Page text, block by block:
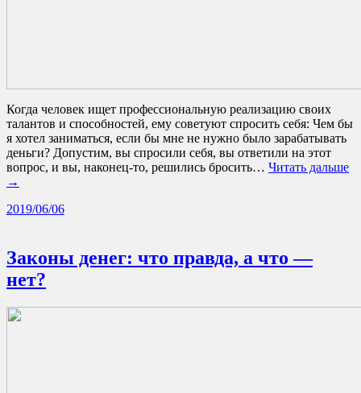
Когда человек ищет профессиональную реализацию своих
талантов и способностей, ему советуют спросить себя: Чем бы
я хотел заниматься, если бы мне не нужно было зарабатывать
деньги? Допустим, вы спросили себя, вы ответили на этот
вопрос, и вы, наконец-то, решились бросить… Читать дальше
→
2019/06/06
Законы денег: что правда, а что —
нет?